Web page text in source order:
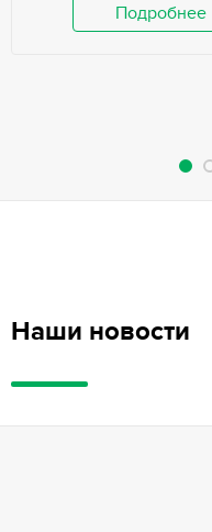
Подробнее
Наши новости